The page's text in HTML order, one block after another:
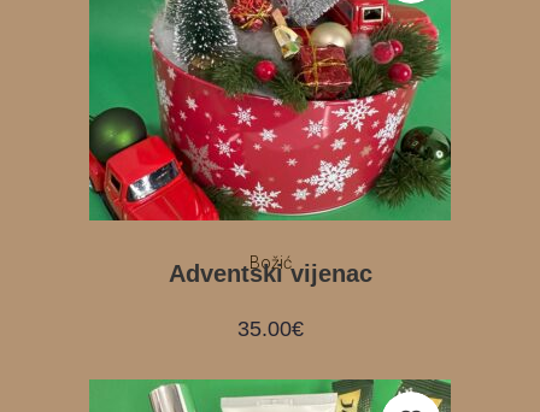
Božić
Adventski vijenac
35.00€